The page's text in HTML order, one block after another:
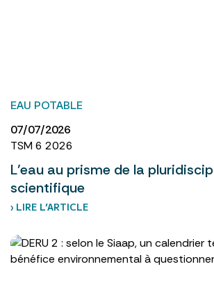
EAU POTABLE
07/07/2026
TSM 6 2026
L’eau au prisme de la
scientifique
› LIRE L’ARTICLE